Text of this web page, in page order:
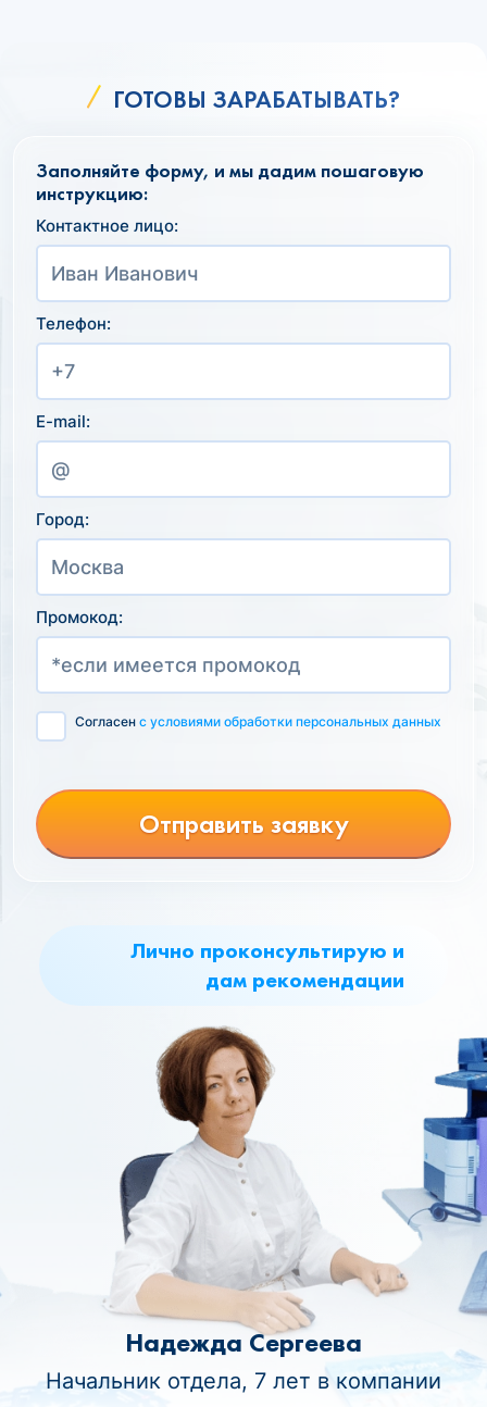
ГОТОВЫ ЗАРАБАТЫВАТЬ?
Лично проконсультирую и
дам рекомендации
Надежда Сергеева
Начальник отдела, 7 лет в компании
Заполняйте форму, и мы дадим пошаговую
инструкцию:
Контактное лицо:
Телефон:
E-mail:
Город:
Промокод:
Согласен с условиями обработки персональных данных
Отправить заявку